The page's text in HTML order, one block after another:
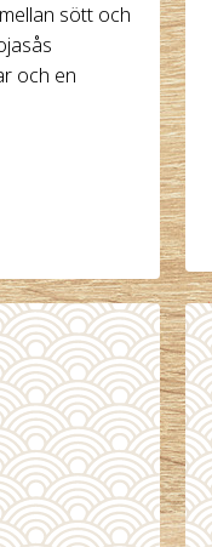
sött och
och en